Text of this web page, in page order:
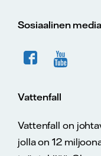
Sosiaalinen media
Vattenfall
Vattenfall on
jolla on 12